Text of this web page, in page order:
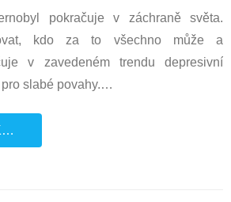
pokračuje v záchraně světa.
kdo za to všechno může a
v zavedeném trendu depresivní
slabé povahy.…